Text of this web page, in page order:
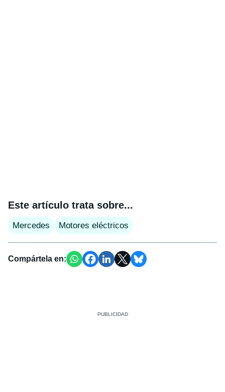
Este artículo trata sobre...
Mercedes Motores eléctricos
Compártela en: